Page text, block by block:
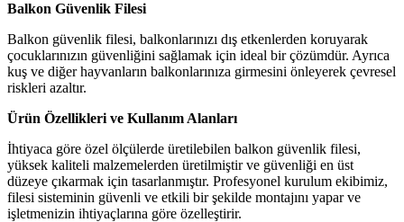
Balkon Güvenlik Filesi
Balkon güvenlik filesi, balkonlarınızı dış etkenlerden koruyarak
çocuklarınızın güvenliğini sağlamak için ideal bir çözümdür. Ayrıca
kuş ve diğer hayvanların balkonlarınıza girmesini önleyerek çevresel
riskleri azaltır.
Ürün Özellikleri ve Kullanım Alanları
İhtiyaca göre özel ölçülerde üretilebilen balkon güvenlik filesi,
yüksek kaliteli malzemelerden üretilmiştir ve güvenliği en üst
düzeye çıkarmak için tasarlanmıştır. Profesyonel kurulum ekibimiz,
filesi sisteminin güvenli ve etkili bir şekilde montajını yapar ve
işletmenizin ihtiyaçlarına göre özelleştirir.